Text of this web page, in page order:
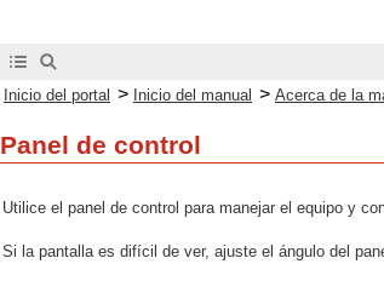
Inicio del portal > Inicio del manual > Acerca de la
Panel de control
Utilice el panel de control para manejar el equipo y
Si la pantalla es difícil de ver, ajuste el ángulo del